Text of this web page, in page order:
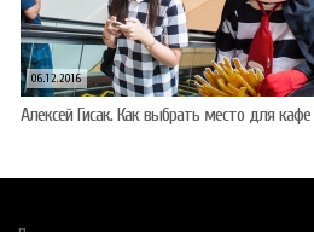
06.12.2016
Алексей Гисак. Как выбрать место для кафе